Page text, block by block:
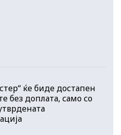
ќе биде достапен
без доплата, само со